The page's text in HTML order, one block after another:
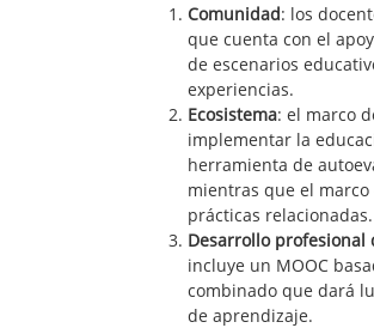
Comunidad: los
que cuenta con el
de escenarios
experiencias.
Ecosistema: el marco
implementar la
herramienta de
mientras que el marco
prácticas relacionadas.
Desarrollo profesional
incluye un MOOC
combinado que dará
de aprendizaje.